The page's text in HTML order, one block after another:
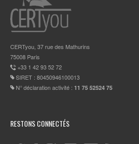
CERTyou, 37 rue des Mathurins
75008 Paris
+33 1 42 93 52 72
SIRET : 80450946100013
N° déclaration activité : 11 75 52524 75
RESTONS CONNECTÉS